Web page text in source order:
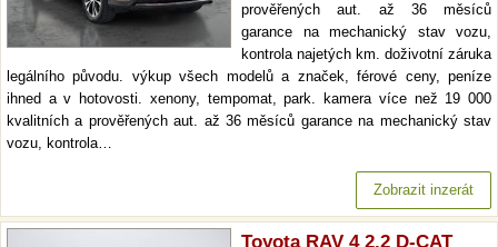
prověřených aut. až 36 měsíců
garance na mechanický stav vozu,
kontrola najetých km. doživotní záruka
legálního původu. výkup všech modelů a značek, férové ceny, peníze
ihned a v hotovosti. xenony, tempomat, park. kamera více než 19 000
kvalitních a prověřených aut. až 36 měsíců garance na mechanický stav
vozu, kontrola…
Zobrazit inzerát
Toyota RAV 4 2.2 D-CAT